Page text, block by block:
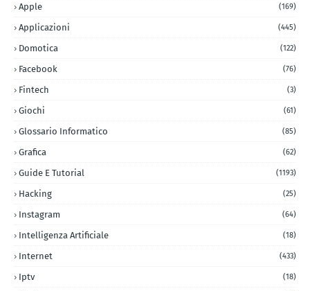
Apple (169)
Applicazioni (445)
Domotica (122)
Facebook (76)
Fintech (3)
Giochi (61)
Glossario Informatico (85)
Grafica (62)
Guide E Tutorial (1193)
Hacking (25)
Instagram (64)
Intelligenza Artificiale (18)
Internet (433)
Iptv (18)